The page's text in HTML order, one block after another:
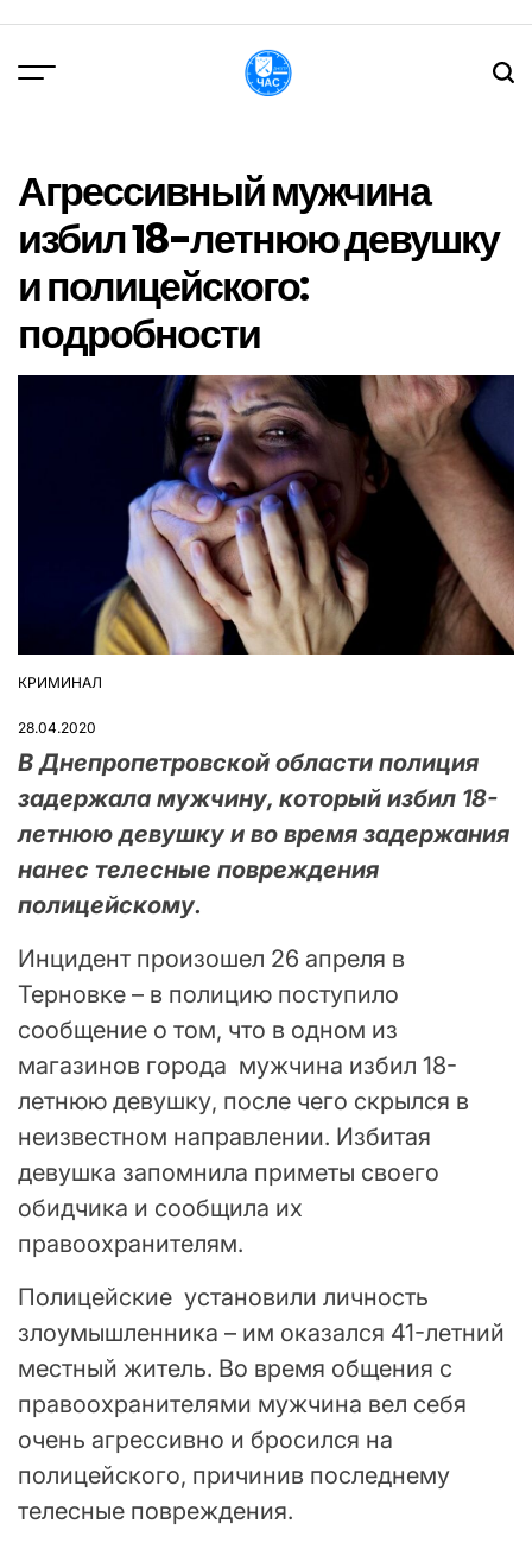
вмісту
Агрессивный мужчина
избил 18-летнюю девушку
и полицейского:
подробности
ОПУБЛІКУВАТИ
КРИМИНАЛ
28.04.2020
В Днепропетровской области полиция
задержала мужчину, который избил 18-
летнюю девушку и во время задержания
нанес телесные повреждения
полицейскому.
Инцидент произошел 26 апреля в
Терновке – в полицию поступило
сообщение о том, что в одном из
магазинов города мужчина избил 18-
летнюю девушку, после чего скрылся в
неизвестном направлении. Избитая
девушка запомнила приметы своего
обидчика и сообщила их
правоохранителям.
Полицейские установили личность
злоумышленника – им оказался 41-летний
местный житель. Во время общения с
правоохранителями мужчина вел себя
очень агрессивно и бросился на
полицейского, причинив последнему
телесные повреждения.